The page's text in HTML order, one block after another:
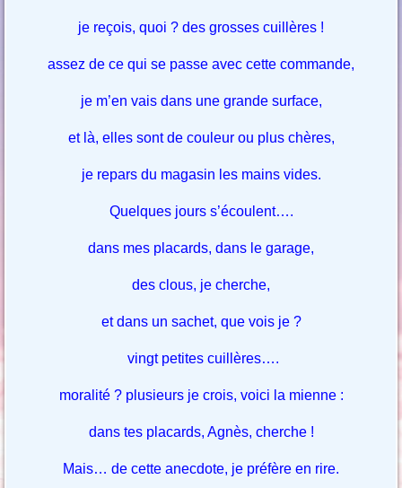
je reçois, quoi ? des grosses cuillères !
assez de ce qui se passe avec cette commande,
je m’en vais dans une grande surface,
et là, elles sont de couleur ou plus chères,
je repars du magasin les mains vides.
Quelques jours s’écoulent….
dans mes placards, dans le garage,
des clous, je cherche,
et dans un sachet, que vois je ?
vingt petites cuillères….
moralité ? plusieurs je crois, voici la mienne :
dans tes placards, Agnès, cherche !
Mais… de cette anecdote, je préfère en rire.